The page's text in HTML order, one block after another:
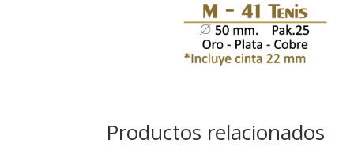
Productos relacionados